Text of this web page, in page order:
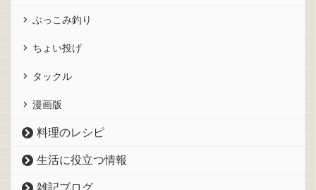
ぶっこみ釣り
ちょい投げ
タックル
漫画版
料理のレシピ
生活に役立つ情報
雑記ブログ